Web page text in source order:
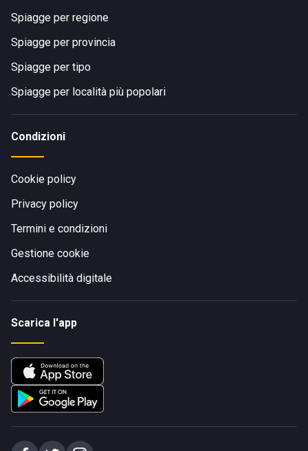
Spiagge per regione
Spiagge per provincia
Spiagge per tipo
Spiagge per località più popolari
Condizioni
Cookie policy
Privacy policy
Termini e condizioni
Gestione cookie
Accessibilità digitale
Scarica l'app